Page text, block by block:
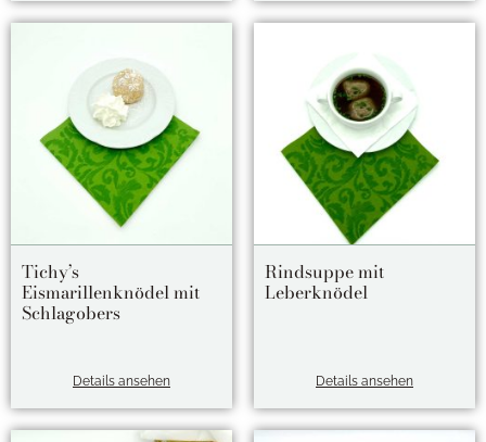
Tichy’s
Eismarillenknödel mit
Schlagobers
Details ansehen
Rindsuppe mit
Leberknödel
Details ansehen